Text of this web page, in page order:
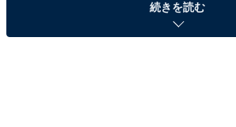
続きを読む